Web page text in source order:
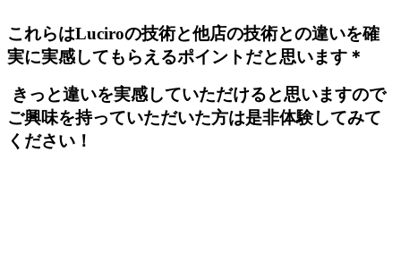
これらはLuciroの技術と他店の技術との違いを確
実に実感してもらえるポイントだと思います＊
きっと違いを実感していただけると思いますので
ご興味を持っていただいた方は是非体験してみて
ください！